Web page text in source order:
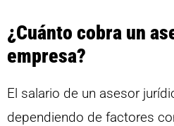
¿Cuánto cobra un
empresa?
El salario de un asesor
dependiendo de factores